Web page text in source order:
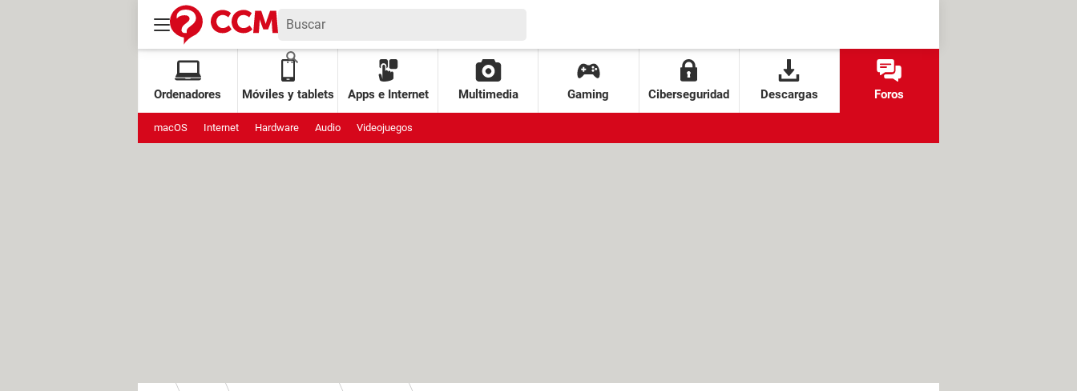
Ordenadores Móviles y tablets Apps e Internet Multimedia Gaming Ciberseguridad Descargas Foros
macOS Internet Hardware Audio Videojuegos